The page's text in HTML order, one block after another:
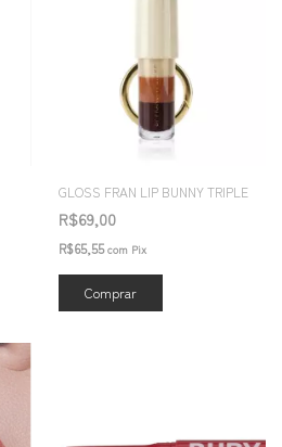
GLOSS FRAN LIP BUNNY TRIPLE
R$69,00
R$65,55com Pix